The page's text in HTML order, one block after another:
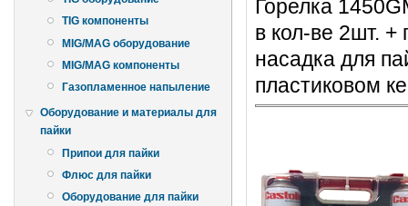
TIG компоненты
MIG/MAG оборудование
MIG/MAG компоненты
Газопламенное напыление
Оборудование и материалы для
пайки
Припои для пайки
Флюс для пайки
Оборудование для пайки
Горелка
в кол-ве 2шт. +
насадка для
пластиковом